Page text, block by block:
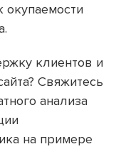
клиентов и
Свяжитесь
анализа
на примере